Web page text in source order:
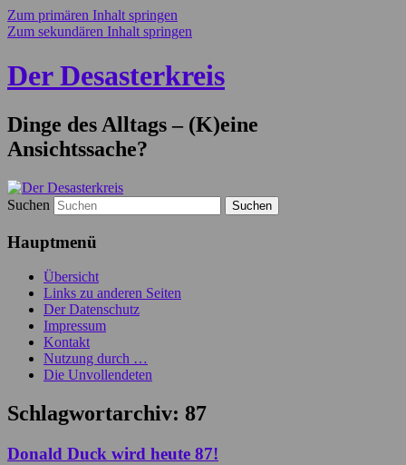
Zum primären Inhalt springen
Zum sekundären Inhalt springen
Der Desasterkreis
Dinge des Alltags – (K)eine
Ansichtssache?
Suchen
Hauptmenü
Übersicht
Links zu anderen Seiten
Der Datenschutz
Impressum
Kontakt
Nutzung durch …
Die Unvollendeten
Schlagwortarchiv: 87
Donald Duck wird heute 87!